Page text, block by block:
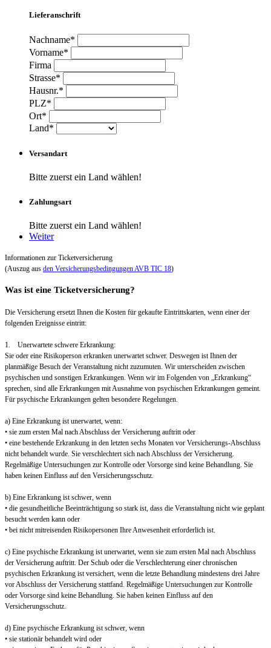
Lieferanschrift
Nachname*
Vorname*
Firma
Strasse*
Hausnr.*
PLZ*
Ort*
Land*
Versandart
Bitte zuerst ein Land wählen!
Zahlungsart
Bitte zuerst ein Land wählen!
Weiter
Informationen zur Ticketversicherung
(Auszug aus den Versicherungsbedingungen AVB TIC 18)
Was ist eine Ticketversicherung?
Die Versicherung ersetzt Ihnen die Kosten für gekaufte Eintrittskarten, wenn einer der
folgenden Ereignisse eintritt:
1. Unerwartete schwere Erkrankung:
Sie oder eine Risikoperson erkranken unerwartet schwer. Deswegen ist Ihnen der
planmäßige Besuch der Veranstaltung nicht zuzumuten. Wir unterscheiden zwischen
psychischen und sonstigen Erkrankungen. Wenn wir im Folgenden von „Erkrankung“
sprechen, sind alle Erkrankungen mit Ausnahme von psychischen Erkrankungen gemeint.
Für psychische Erkrankungen gelten besondere Regelungen.
a) Eine Erkrankung ist unerwartet, wenn:
• sie zum ersten Mal nach Abschluss der Versicherung auftritt oder
• eine bestehende Erkrankung in den letzten sechs Monaten vor Versicherungs-Abschluss
nicht behandelt wurde. Sie verschlechtert sich nach Abschluss der Versicherung.
Regelmäßige Untersuchungen zur Kontrolle oder Vorsorge sind keine Behandlung. Sie
haben keinen Einfluss auf den Versicherungsschutz.
b) Eine Erkrankung ist schwer, wenn
• die gesundheitliche Beeinträchtigung so stark ist, dass die Veranstaltung nicht wie geplant
besucht werden kann oder
• bei nicht mitreisenden Risikopersonen Ihre Anwesenheit erforderlich ist.
c) Eine psychische Erkrankung ist unerwartet, wenn sie zum ersten Mal nach Abschluss
der Versicherung auftritt. Der Schub oder die Verschlechterung einer chronischen
psychischen Erkrankung ist versichert, wenn die letzte Behandlung mindestens drei Jahre
vor Abschluss der Versicherung stattfand. Regelmäßige Untersuchungen zur Kontrolle
oder Vorsorge sind keine Behandlung. Sie haben keinen Einfluss auf den
Versicherungsschutz.
d) Eine psychische Erkrankung ist schwer, wenn
• sie stationär behandelt wird oder